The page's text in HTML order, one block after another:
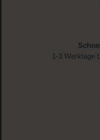
1-3 Werktage